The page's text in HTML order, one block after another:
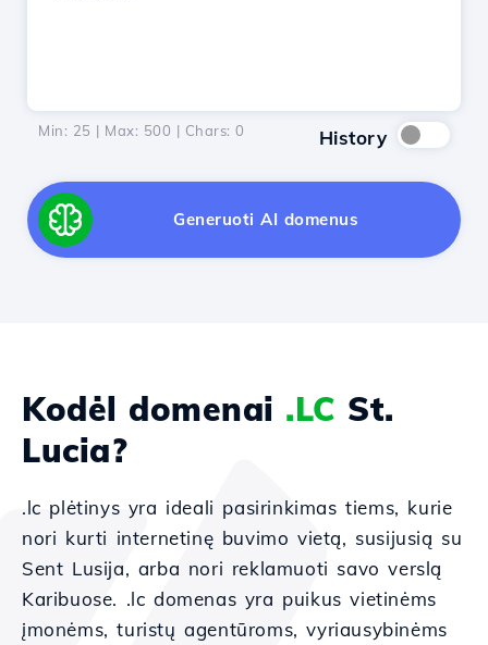
Min: 25 | Max: 500 | Chars: 0 History
Generuoti AI domenus
Kodėl domenai .LC St.
Lucia?
.lc plėtinys yra ideali pasirinkimas tiems, kurie
nori kurti internetinę buvimo vietą, susijusią su
Sent Lusija, arba nori reklamuoti savo verslą
Karibuose. .lc domenas yra puikus vietinėms
įmonėms, turistų agentūroms, vyriausybinėms